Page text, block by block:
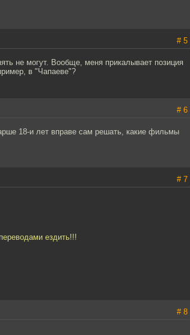
# 5
не могут. Вообще, меня прикалывает позиция
в "Чапаеве"?
# 6
18-и лет вправе сам решать, какие фильмы
# 7
ездить!!!
# 8